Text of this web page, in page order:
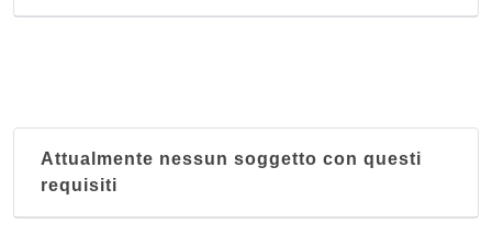
Attualmente nessun soggetto con questi
requisiti